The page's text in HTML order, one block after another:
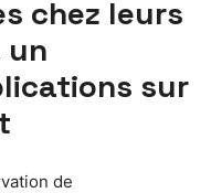
chez leurs
un
sur
de